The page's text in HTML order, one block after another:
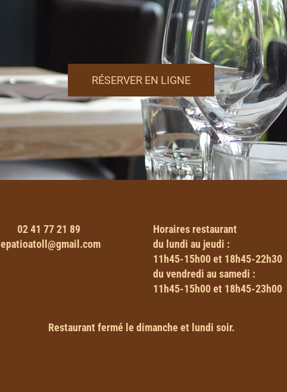
RÉSERVER EN LIGNE
02 41 77 21 89
lepatioatoll@gmail.com
Horaires restaurant
du lundi au jeudi :
11h45-15h00 et 18h45-22h30
du vendredi au samedi :
11h45-15h00 et 18h45-23h00
Restaurant fermé le dimanche et lundi soir.